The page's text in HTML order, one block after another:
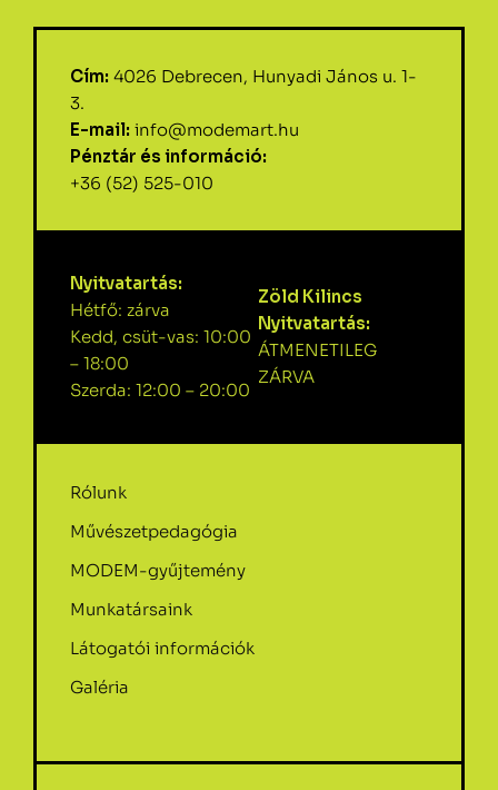
Cím: 4026 Debrecen, Hunyadi János u. 1-
3.
E-mail: info@modemart.hu
Pénztár és információ:
+36 (52) 525-010
Nyitvatartás:
Hétfő: zárva
Kedd, csüt-vas: 10:00
– 18:00
Szerda: 12:00 – 20:00
Zöld Kilincs
Nyitvatartás:
ÁTMENETILEG
ZÁRVA
Rólunk
Művészetpedagógia
MODEM-gyűjtemény
Munkatársaink
Látogatói információk
Galéria